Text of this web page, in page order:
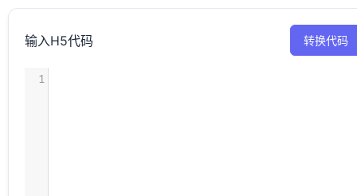
输入H5代码 转换代码
1